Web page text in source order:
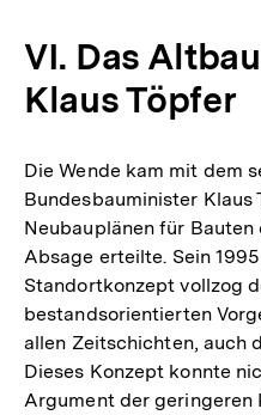
VI. Das
Klaus Töpfer
Die Wende kam mit dem
Bundesbauminister
Neubauplänen für Bauten
Absage erteilte. Sein
Standortkonzept vollzog
bestandsorientierten
allen Zeitschichten, auch
Dieses Konzept konnte
Argument der geringeren